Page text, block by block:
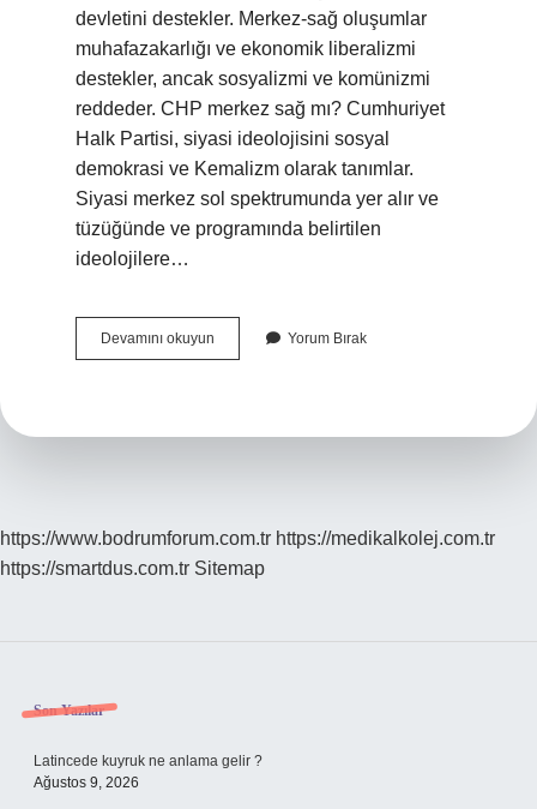
devletini destekler. Merkez-sağ oluşumlar
muhafazakarlığı ve ekonomik liberalizmi
destekler, ancak sosyalizmi ve komünizmi
reddeder. CHP merkez sağ mı? Cumhuriyet
Halk Partisi, siyasi ideolojisini sosyal
demokrasi ve Kemalizm olarak tanımlar.
Siyasi merkez sol spektrumunda yer alır ve
tüzüğünde ve programında belirtilen
ideolojilere…
Devamını okuyun
Parti
Yorum Bırak
https://www.bodrumforum.com.tr https://medikalkolej.com.tr
https://smartdus.com.tr Sitemap
Sidebar
Son Yazılar
Latincede kuyruk ne anlama gelir ?
Ağustos 9, 2026